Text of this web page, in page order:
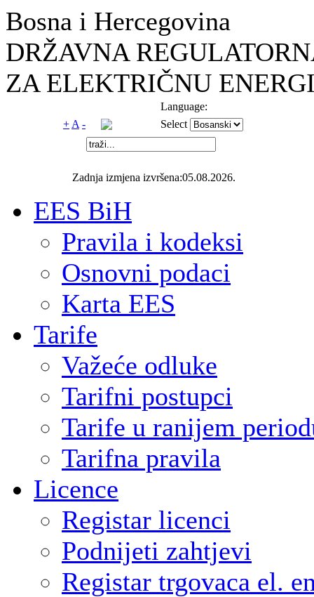
Bosna i Hercegovina
DRŽAVNA
ZA ELEKTRIČNU
Language:
+ A - Select
Zadnja izmjena izvršena:05.08.2026.
EES BiH
Pravila i kodeksi
Osnovni podaci
Karta EES
Tarife
Važeće odluke
Tarifni postupci
Tarife u ranijem
Tarifna pravila
Licence
Registar licenci
Podnijeti zahtjevi
Registar trgovaca el.